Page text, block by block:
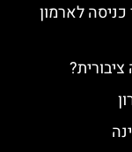
כניסה לארמון